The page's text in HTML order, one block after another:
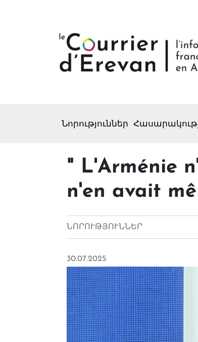
Նորություններ
" L'Arménie
n'en avait
ՆՈՐՈՒԹՅՈՒՆՆԵՐ
30.07.2025